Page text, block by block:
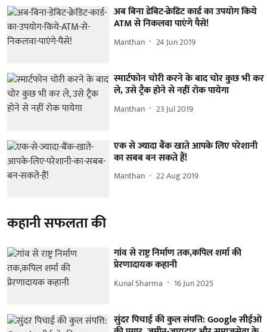
अब बिना डेबिट-क्रेडिट कार्ड का उपयोग किये
ATM से निकलवा पाएंगे पैसे!
Manthan 24 Jun 2019
स्मार्टफोन चोरी करने के बाद चोर कुछ भी कर
ले, उसे ट्रैक होने से नहीं रोक पायेगा
Manthan 23 Jul 2019
एक से ज्यादा बैंक खाते आपके लिए परेशानी
का सबब बन सकते हैं!
Manthan 22 Aug 2019
कहानी सफलता की
गांव से राष्ट्र निर्माण तक,कपिल शर्मा की
प्रेरणादायक कहानी
Kunal Sharma 16 Jun 2025
सुंदर पिचाई की कुल संपत्ति: Google सीईओ